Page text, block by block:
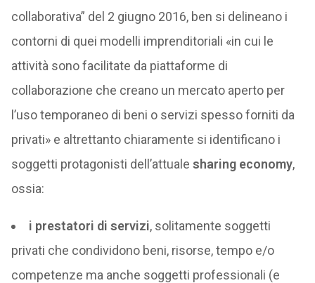
collaborativa” del 2 giugno 2016, ben si delineano i
contorni di quei modelli imprenditoriali «in cui le
attività sono facilitate da piattaforme di
collaborazione che creano un mercato aperto per
l’uso temporaneo di beni o servizi spesso forniti da
privati» e altrettanto chiaramente si identificano i
soggetti protagonisti dell’attuale sharing economy,
ossia:
i prestatori di servizi, solitamente soggetti
privati che condividono beni, risorse, tempo e/o
competenze ma anche soggetti professionali (e